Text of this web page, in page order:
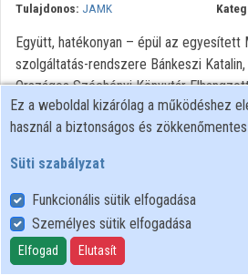
Tulajdonos: JAMK
Együtt, hatékonyan – épül az egyesített
szolgáltatás-rendszere Bánkeszi
Országos Széchényi Könyvtár
Hol tartunk most? Tatabánya, 2010.
Felhasználói szabályzat
Adatkezelési tájékoztató
Süti szabályzat
Ez a weboldal kizárólag a működéshez
használ a biztonságos és
Süti szabályzat
Funkcionális sütik elfogadása
Személyes sütik elfogadása
Elfogad Elutasít